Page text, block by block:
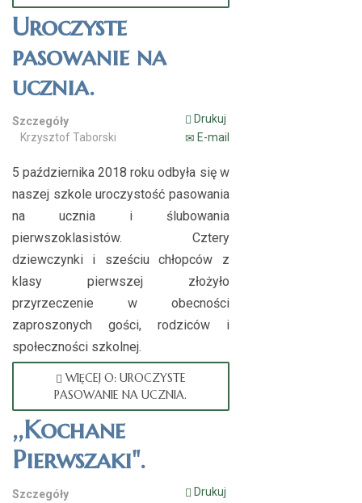
Uroczyste
pasowanie na
ucznia.
Drukuj
E-mail
Szczegóły
Krzysztof Taborski
5 października 2018 roku odbyła się w
naszej szkole uroczystość pasowania
na ucznia i ślubowania
pierwszoklasistów. Cztery
dziewczynki i sześciu chłopców z
klasy pierwszej złożyło
przyrzeczenie w obecności
zaproszonych gości, rodziców i
społeczności szkolnej.
WIĘCEJ O: UROCZYSTE
PASOWANIE NA UCZNIA.
,,Kochane
Pierwszaki".
Drukuj
Szczegóły